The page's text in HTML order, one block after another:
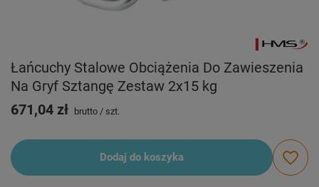
Łańcuchy Stalowe Obciążenia Do Zawieszenia
Na Gryf Sztangę Zestaw 2x15 kg
671,04 zł brutto / szt.
Dodaj do koszyka